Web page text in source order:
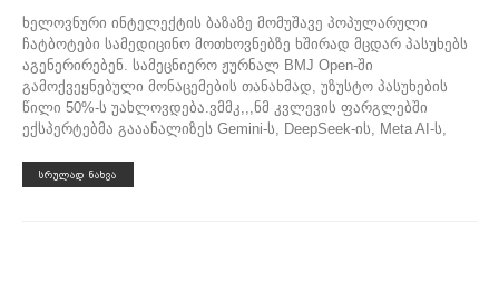
ხელოვნური ინტელექტის ბაზაზე მომუშავე პოპულარული
ჩატბოტები სამედიცინო მოთხოვნებზე ხშირად მცდარ პასუხებს
აგენერირებენ. სამეცნიერო ჟურნალ BMJ Open-ში
გამოქვეყნებული მონაცემების თანახმად, უზუსტო პასუხების
წილი 50%-ს უახლოვდება.ვმმკ,,,ნმ კვლევის ფარგლებში
ექსპერტებმა გააანალიზეს Gemini-ს, DeepSeek-ის, Meta AI-ს,
ᲡᲠᲣᲚᲐᲓ ᲜᲐᲮᲕᲐ